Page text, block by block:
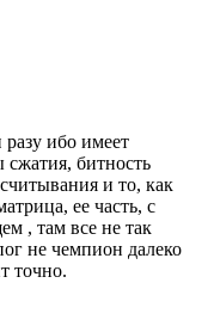
разу ибо имеет
сжатия, битность
и то, как
ее часть, с
, там все не так
не чемпион далеко
точно.